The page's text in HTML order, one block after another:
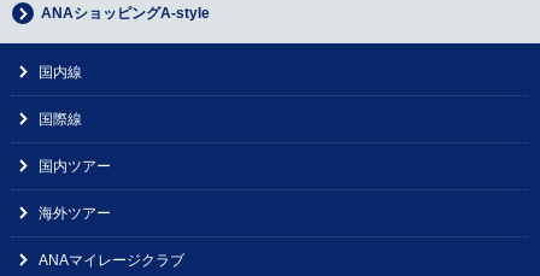
ANAショッピングA-style
国内線
国際線
国内ツアー
海外ツアー
ANAマイレージクラブ